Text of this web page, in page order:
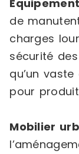
de
charges
sécurité
qu’un
pour
Mobilier